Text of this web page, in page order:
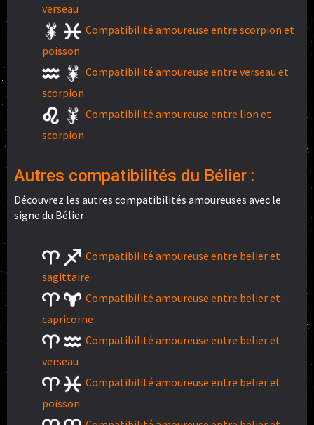
verseau
Compatibilité amoureuse entre scorpion et
poisson
Compatibilité amoureuse entre verseau et
scorpion
Compatibilité amoureuse entre lion et
scorpion
Autres compatibilités du Bélier :
Découvrez les autres compatibilités amoureuses avec le
signe du Bélier
Compatibilité amoureuse entre belier et
sagittaire
Compatibilité amoureuse entre belier et
capricorne
Compatibilité amoureuse entre belier et
verseau
Compatibilité amoureuse entre belier et
poisson